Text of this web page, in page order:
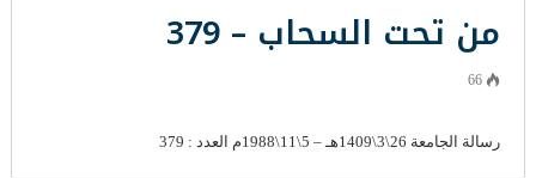
من تحت السحاب – 379
66
رسالة الجامعة 26\3\1409هـ – 5\11\1988م العدد : 379